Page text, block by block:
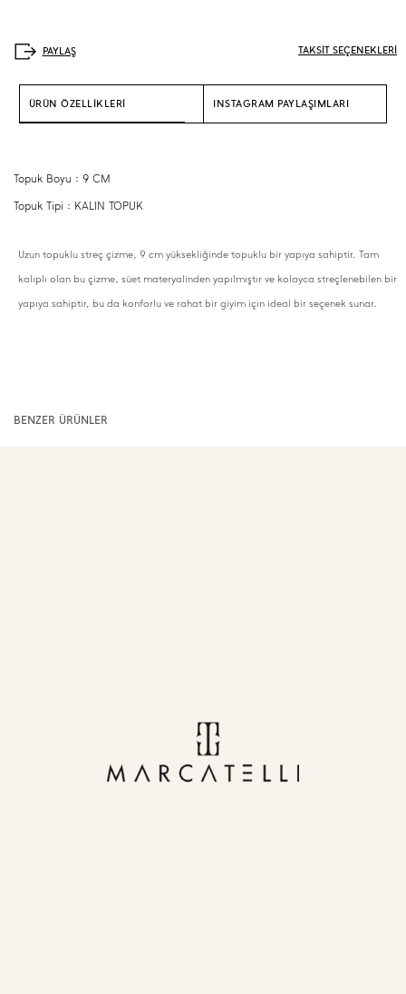
TAKSİT SEÇENEKLERİ
ÜRÜN ÖZELLİKLERİ INSTAGRAM PAYLAŞIMLARI
Topuk Boyu : 9 CM
Topuk Tipi : KALIN TOPUK
Uzun topuklu streç çizme, 9 cm yüksekliğinde topuklu bir yapıya sahiptir. Tam
kalıplı olan bu çizme, süet materyalinden yapılmıştır ve kolayca streçlenebilen bir
yapıya sahiptir, bu da konforlu ve rahat bir giyim için ideal bir seçenek sunar.
BENZER ÜRÜNLER